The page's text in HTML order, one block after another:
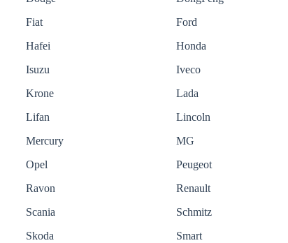
Fiat
Ford
Hafei
Honda
Isuzu
Iveco
Krone
Lada
Lifan
Lincoln
Mercury
MG
Opel
Peugeot
Ravon
Renault
Scania
Schmitz
Skoda
Smart